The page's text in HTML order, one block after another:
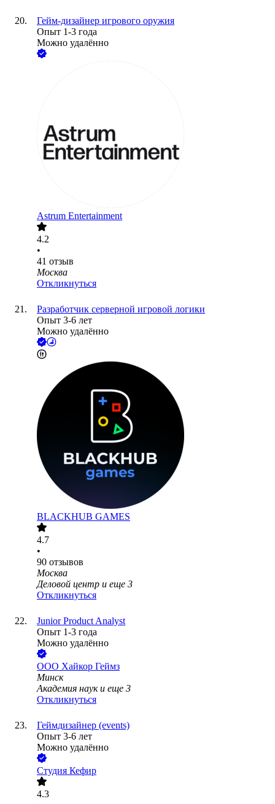
Гейм-дизайнер игрового оружия
Опыт 1-3 года
Можно удалённо
Astrum Entertainment
4.2
•
41 отзыв
Москва
Откликнуться
Разработчик серверной игровой логики
Опыт 3-6 лет
Можно удалённо
BLACKHUB GAMES
4.7
•
90 отзывов
Москва
Деловой центр и еще 3
Откликнуться
Junior Product Analyst
Опыт 1-3 года
Можно удалённо
ООО Хайкор Геймз
Минск
Академия наук и еще 3
Откликнуться
Геймдизайнер (events)
Опыт 3-6 лет
Можно удалённо
Студия Кефир
4.3